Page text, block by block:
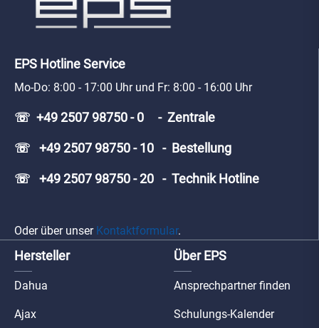
EPS Hotline Service
Mo-Do: 8:00 - 17:00 Uhr und Fr: 8:00 - 16:00 Uhr
☏ +49 2507 98750 - 0 - Zentrale
☏ +49 2507 98750 - 10 - Bestellung
☏ +49 2507 98750 - 20 - Technik Hotline
Oder über unser Kontaktformular.
Hersteller
Dahua
Ajax
Über EPS
Ansprechpartner finden
Schulungs-Kalender